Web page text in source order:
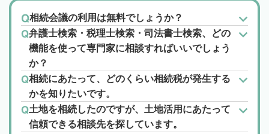
相続会議の利用は無料でしょうか？
弁護士検索・税理士検索・司法書士検索、どの
機能を使って専門家に相談すればいいでしょう
か？
相続にあたって、どのくらい相続税が発生する
かを知りたいです。
土地を相続したのですが、土地活用にあたって
信頼できる相談先を探しています。